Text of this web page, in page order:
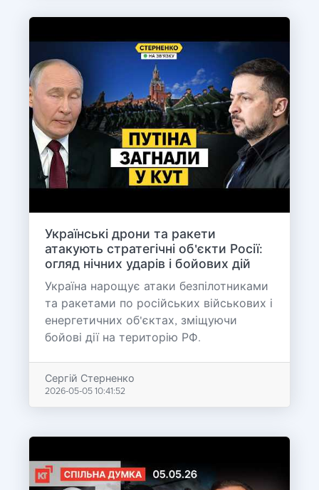
Українські дрони та ракети
атакують стратегічні об'єкти Росії:
огляд нічних ударів і бойових дій
Україна нарощує атаки безпілотниками
та ракетами по російських військових і
енергетичних об'єктах, зміщуючи
бойові дії на територію РФ.
Сергій Стерненко
2026-05-05 10:41:52